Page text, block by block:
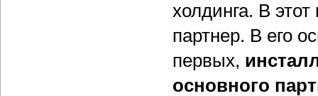
холдинга. В
партнер. В его
первых,
основного